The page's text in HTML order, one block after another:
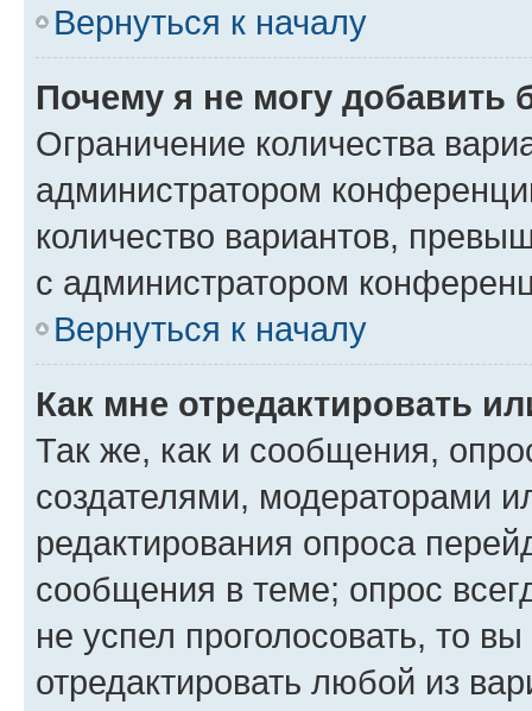
Вернуться к началу
Почему я не могу добавить
Ограничение количества
администратором
количество вариантов,
с администратором
Вернуться к началу
Как мне отредактировать
Так же, как и сообщения,
создателями, модераторами
редактирования опроса
сообщения в теме; опрос
не успел проголосовать, то
отредактировать любой из